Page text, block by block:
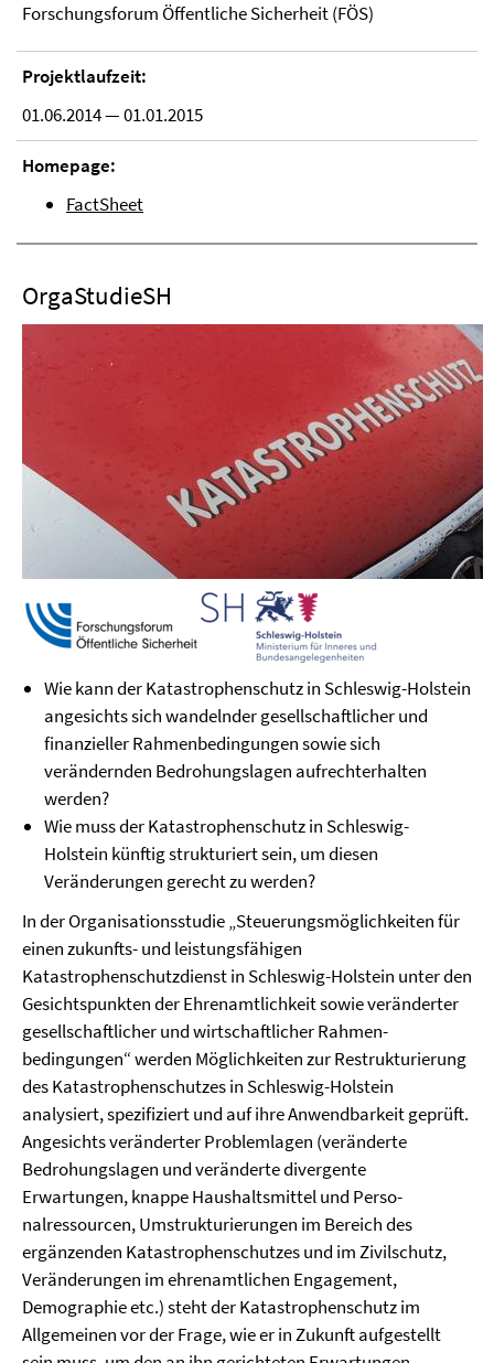
Forschungsforum Öffentliche Sicherheit (FÖS)
Projektlaufzeit:
01.06.2014 — 01.01.2015
Homepage:
FactSheet
OrgaStudieSH
Wie kann der Katastrophenschutz in Schleswig-Holstein
angesichts sich wandelnder gesellschaftlicher und
finanzieller Rahmenbedingungen sowie sich
verändernden Bedrohungslagen aufrechterhalten
werden?
Wie muss der Katastrophenschutz in Schleswig-
Holstein künftig strukturiert sein, um diesen
Veränderungen gerecht zu werden?
In der Organisationsstudie „Steuerungsmöglichkeiten für
einen zukunfts- und leistungs­fähigen
Katastrophenschutzdienst in Schleswig-Holstein unter den
Gesichtspunkten der Ehrenamtlichkeit sowie veränderter
gesellschaftlicher und wirtschaftlicher Rahmen­
bedingungen“ werden Möglichkeiten zur Restrukturierung
des Katastrophenschutzes in Schleswig-Holstein
analysiert, spezifiziert und auf ihre Anwendbarkeit geprüft.
Angesichts ver­änderter Problemlagen (veränderte
Bedrohungslagen und veränderte divergente
Erwartungen, knappe Haushalts­mit­tel und Perso­
nalressourcen, Umstrukturierungen im Bereich des
ergänzen­den Katastrophen­schutzes und im Zivilschutz,
Veränderungen im ehrenamtlichen Engage­ment,
Demographie etc.) steht der Katastrophenschutz im
Allgemeinen vor der Frage, wie er in Zukunft aufgestellt